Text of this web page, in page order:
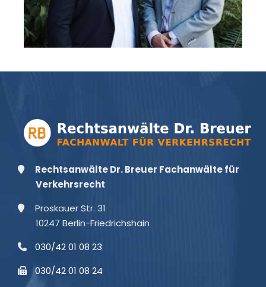
Rechtsanwälte Dr. Breuer Fachanwälte für
Verkehrsrecht
Proskauer Str. 31
10247 Berlin-Friedrichshain
030/42 01 08 23
030/42 01 08 24